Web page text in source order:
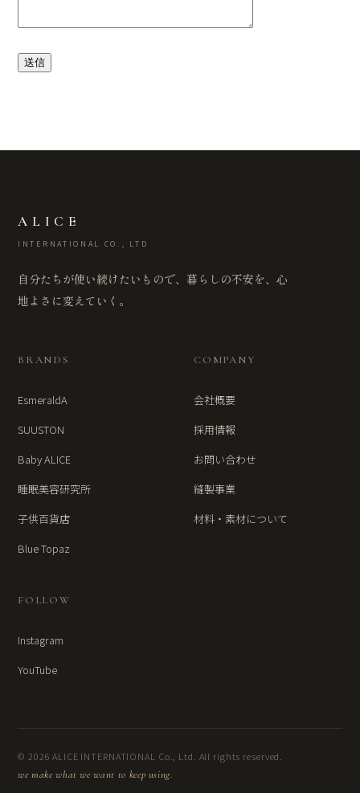
ALICE
INTERNATIONAL CO., LTD
自分たちが使い続けたいもので、暮らしの不安を、心
地よさに変えていく。
BRANDS
EsmeraldA
SUUSTON
Baby ALICE
睡眠美容研究所
子供百貨店
Blue Topaz
COMPANY
会社概要
採用情報
お問い合わせ
縫製事業
材料・素材について
FOLLOW
Instagram
YouTube
© 2026 ALICE INTERNATIONAL Co., Ltd. All rights reserved.
we make what we want to keep using.